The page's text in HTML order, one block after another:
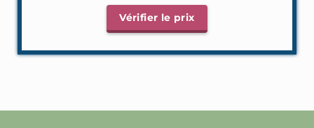
Vérifier le prix